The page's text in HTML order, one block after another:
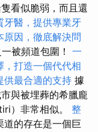
看似脆弱，而且還
牙醫，提供專業牙
原因，徹底解決問
被頻道包圍！ 一
，打造一個代代相
供最合適的支持 據
與被埋葬的希臘龐
）非常相似。 整
道的存在是一個巨